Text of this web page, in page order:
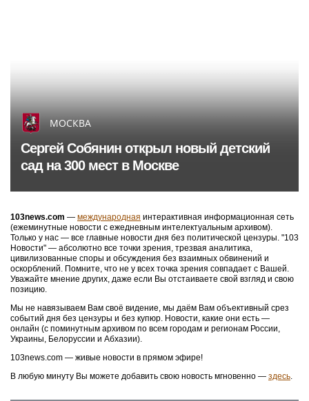
МОСКВА
Сергей Собянин открыл новый детский
сад на 300 мест в Москве
103news.com — международная интерактивная информационная сеть
(ежеминутные новости с ежедневным интелектуальным архивом).
Только у нас — все главные новости дня без политической цензуры. "103
Новости" — абсолютно все точки зрения, трезвая аналитика,
цивилизованные споры и обсуждения без взаимных обвинений и
оскорблений. Помните, что не у всех точка зрения совпадает с Вашей.
Уважайте мнение других, даже если Вы отстаиваете свой взгляд и свою
позицию.
Мы не навязываем Вам своё видение, мы даём Вам объективный срез
событий дня без цензуры и без купюр. Новости, какие они есть —
онлайн (с поминутным архивом по всем городам и регионам России,
Украины, Белоруссии и Абхазии).
103news.com — живые новости в прямом эфире!
В любую минуту Вы можете добавить свою новость мгновенно — здесь.